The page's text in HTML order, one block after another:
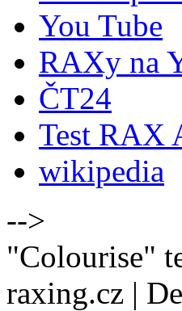
You Tube
RAXy na
ČT24
Test RAX
wikipedia
-->
"Colourise"
raxing.cz |